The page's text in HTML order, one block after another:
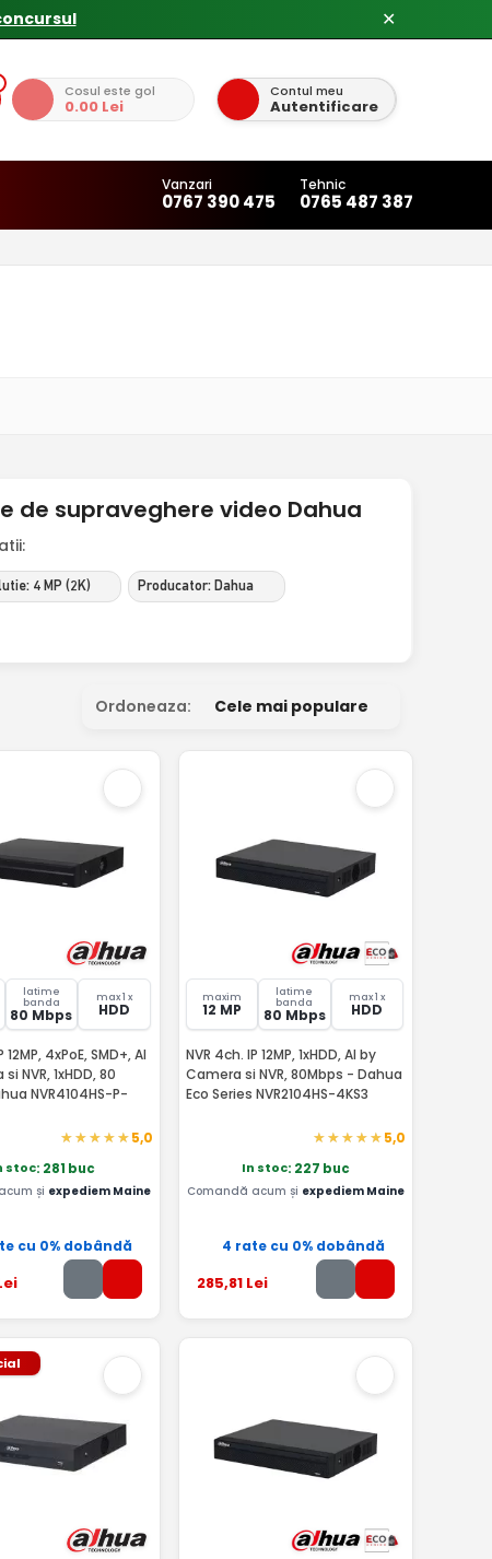
✕
Cosul este gol
0.00 Lei
Contul meu
Autentificare
Vanzari
0767 390 475
Tehnic
0765 487 387
de supraveghere video Dahua
4 MP (2K) Producator: Dahua
Ordoneaza: Cele mai populare
latime
banda
80 Mbps
max 1 x
HDD
12MP, 4xPoE, SMD+, AI
NVR, 1xHDD, 80
NVR4104HS-P-
5,0
stoc: 281 buc
și expediem Maine
cu 0% dobândă
maxim
12 MP
latime
banda
80 Mbps
max 1 x
HDD
NVR 4ch. IP 12MP, 1xHDD, AI by
Camera si NVR, 80Mbps - Dahua
Eco Series NVR2104HS-4KS3
5,0
In stoc: 227 buc
Comandă acum și expediem Maine
4 rate cu 0% dobândă
285,81Lei